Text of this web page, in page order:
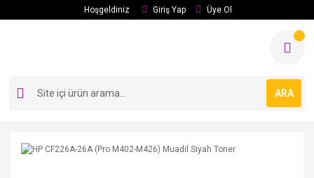
Hoşgeldiniz Giriş Yap Üye Ol
ARA